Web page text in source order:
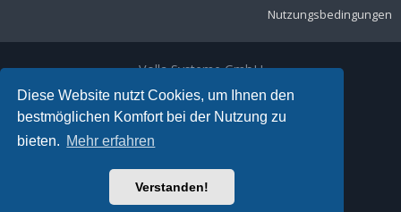
Diese Website nutzt Cookies, um Ihnen den
bestmöglichen Komfort bei der Nutzung zu
bieten. Mehr erfahren
Verstanden!
Nutzungsbedingungen
Volla Systeme GmbH
Kölner Straße 102
42897 Remscheid
Telefon:+49 2191 59897 61
E-Mail:
Ariki Theme by